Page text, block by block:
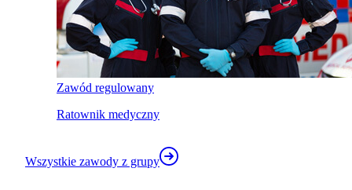
Zawód regulowany
Ratownik medyczny
Wszystkie zawody z grupy